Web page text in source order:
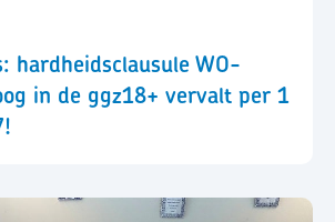
hardheidsclausule WO-
in de ggz18+ vervalt per 1